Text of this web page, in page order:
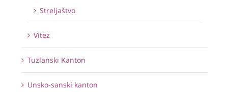
Streljaštvo
Vitez
Tuzlanski Kanton
Unsko-sanski kanton